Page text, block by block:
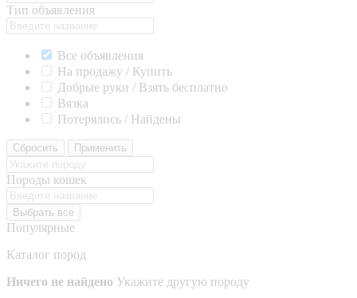
Тип объявления
Все объявления
На продажу / Купить
Добрые руки / Взять бесплатно
Вязка
Потерялись / Найдены
Сбросить Применить
Породы кошек
Выбрать все
Популярные
Каталог пород
Ничего не найдено Укажите другую породу